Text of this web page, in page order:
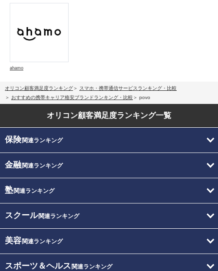
ahamo
オリコン顧客満足度ランキング
スマホ・携帯通信サービスランキング・比較
おすすめの携帯キャリア格安ブランドランキング・比較
povo
オリコン顧客満足度ランキング一覧
保険関連ランキング
金融関連ランキング
塾関連ランキング
スクール関連ランキング
美容関連ランキング
スポーツ＆ヘルス 関連ランキング